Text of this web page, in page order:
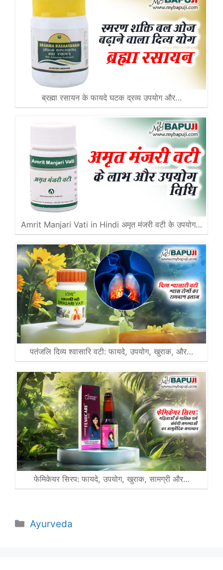
ब्रह्मा रसायन के फायदे घटक द्रव्य उपयोग और…
Amrit Manjari Vati in Hindi अमृत मंजरी वटी के उपयोग…
पतंजलि दिव्य श्वासारि वटी: फायदे, उपयोग, खुराक, और…
फेमिकेयर सिरप: फायदे, उपयोग, खुराक, सामग्री और…
Categories
Ayurveda